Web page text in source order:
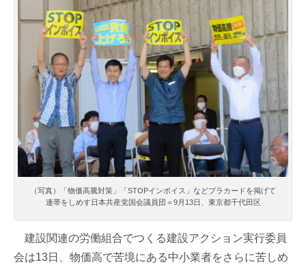
（写真）「物価高騰対策」「STOPインボイス」などプラカードを掲げて
連帯をしめす日本共産党国会議員団＝9月13日、東京都千代田区
建設関連の労働組合でつくる建設アクション実行委員
会は13日、物価高で苦境にある中小業者をさらに苦しめ